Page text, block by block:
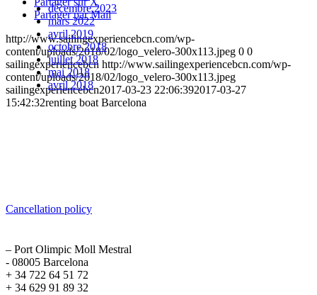
Partager par Mail
http://www.sailingexperiencebcn.com/wp-
content/uploads/2018/02/logo_velero-300x113.jpeg 0 0
sailingexperiencebcn http://www.sailingexperiencebcn.com/wp-
content/uploads/2018/02/logo_velero-300x113.jpeg
sailingexperiencebcn2017-03-23 22:06:392017-03-27
15:42:32renting boat Barcelona
décembre 2023
mars 2022
avril 2019
octobre 2018
juillet 2018
mai 2018
avril 2018
Cancellation policy
– Port Olimpic Moll Mestral
- 08005 Barcelona
+ 34 722 64 51 72
+ 34 629 91 89 32